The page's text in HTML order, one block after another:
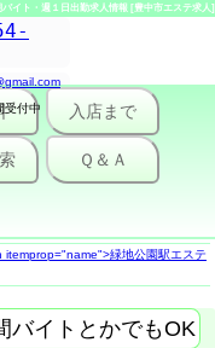
イト・週１日出勤求人情報 [豊中市エステ求人]
付中
入店まで
Ｑ＆Ａ
itemprop="name">緑地公園駅エステ
バイトとかでもOK